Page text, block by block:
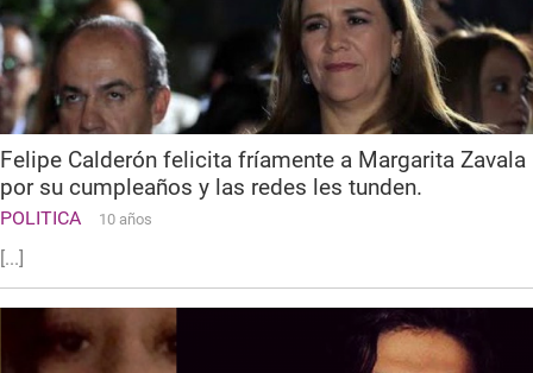
Felipe Calderón felicita fríamente a Margarita Zavala
por su cumpleaños y las redes les tunden.
POLITICA 10 años
[...]